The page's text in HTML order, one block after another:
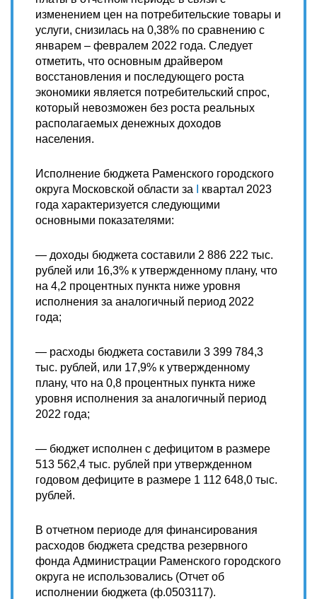
изменением цен на потребительские товары и
услуги, снизилась на 0,38% по сравнению с
январем – февралем 2022 года. Следует
отметить, что основным драйвером
восстановления и последующего роста
экономики является потребительский спрос,
который невозможен без роста реальных
располагаемых денежных доходов
населения.
Исполнение бюджета Раменского городского
округа Московской области за
квартал 2023
года характеризуется следующими
основными показателями:
— доходы бюджета составили 2 886 222 тыс.
рублей или 16,3% к утвержденному плану, что
на 4,2 процентных пункта ниже уровня
исполнения за аналогичный период 2022
года;
— расходы бюджета составили 3 399 784,3
тыс. рублей, или 17,9% к утвержденному
плану, что на 0,8 процентных пункта ниже
уровня исполнения за аналогичный период
2022 года;
— бюджет исполнен с дефицитом в размере
513 562,4 тыс. рублей при утвержденном
годовом дефиците в размере 1 112 648,0 тыс.
рублей.
В отчетном периоде для финансирования
расходов бюджета средства резервного
фонда Администрации Раменского городского
округа не использовались (Отчет об
исполнении бюджета (ф.0503117).